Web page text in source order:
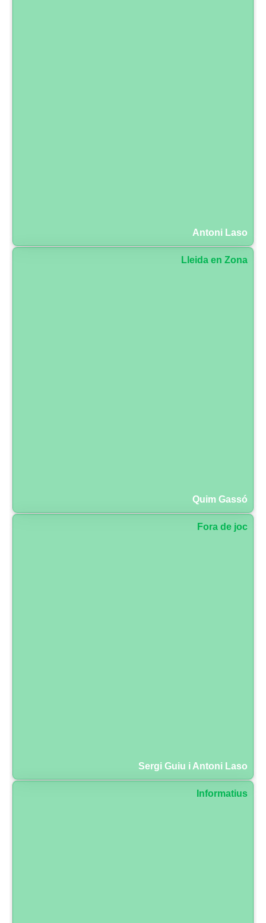
Antoni Laso
Lleida en Zona
Quim Gassó
Fora de joc
Sergi Guiu i Antoni Laso
Informatius